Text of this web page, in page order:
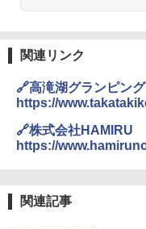
￥
地球
テ
￥
￥
ポ
関連リンク
🔗高滝湖グランピン
https://
🔗株式会社HAMIRU
https://
関連記事